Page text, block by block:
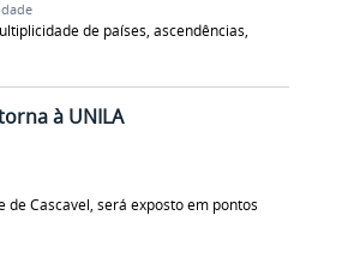
de países, ascendências,
à UNILA
Cascavel, será exposto em pontos